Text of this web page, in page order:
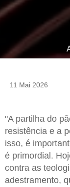
11 Mai 2026
"A partilha do
resistência e a
isso, é
é primordial.
contra as
adestramento,